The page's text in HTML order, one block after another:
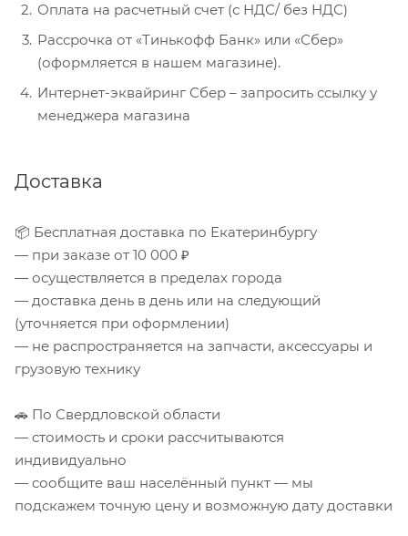
Оплата на расчетный счет (с НДС/ без НДС)
Рассрочка от «Тинькофф Банк» или «Сбер»
(оформляется в нашем магазине).
Интернет-эквайринг Сбер – запросить ссылку у
менеджера магазина
Доставка
📦 Бесплатная доставка по Екатеринбургу
— при заказе от 10 000 ₽
— осуществляется в пределах города
— доставка день в день или на следующий
(уточняется при оформлении)
— не распространяется на запчасти, аксессуары и
грузовую технику
🚗 По Свердловской области
— стоимость и сроки рассчитываются
индивидуально
— сообщите ваш населённый пункт — мы
подскажем точную цену и возможную дату доставки